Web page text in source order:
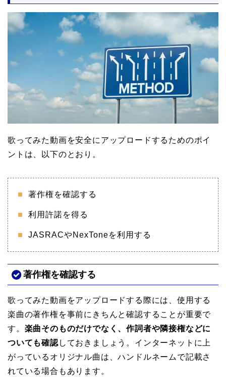
歌ってみた動画を安全にアップロードするためのポイ
ントは、以下のとおり。
著作権を確認する
利用許諾を得る
JASRACやNexToneを利用する
著作権を確認する
歌ってみた動画をアップロードする際には、使用する
楽曲の著作権を事前にきちんと確認することが重要で
す。 楽曲そのものだけでなく、作詞者や隣接権などに
ついても確認 しておきましょう。インターネットに上
がっているオリジナル曲は、ハンドルネームで記載さ
れている場合もあります。